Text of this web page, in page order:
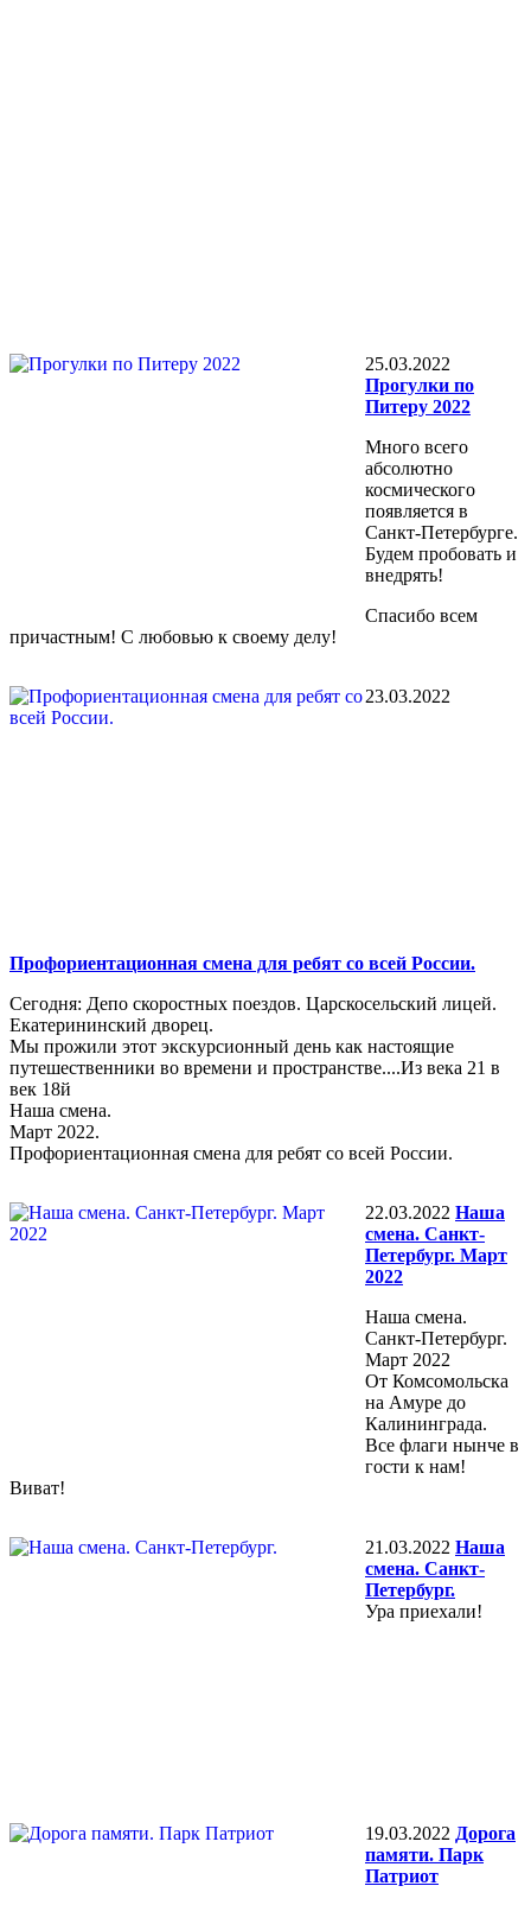
25.03.2022
Прогулки по
Питеру 2022
Много всего
абсолютно
космического
появляется в
Санкт-Петербурге.
Будем пробовать и
внедрять!
Спасибо всем
причастным! С любовью к своему делу!
23.03.2022
Профориентационная смена для ребят со всей России.
Сегодня: Депо скоростных поездов. Царскосельский лицей.
Екатерининский дворец.
Мы прожили этот экскурсионный день как настоящие
путешественники во времени и пространстве....Из века 21 в
век 18й
Наша смена.
Март 2022.
Профориентационная смена для ребят со всей России.
22.03.2022 Наша
смена. Санкт-
Петербург. Март
2022
Наша смена.
Санкт-Петербург.
Март 2022
От Комсомольска
на Амуре до
Калининграда.
Все флаги нынче в
гости к нам!
Виват!
21.03.2022 Наша
смена. Санкт-
Петербург.
Ура приехали!
19.03.2022 Дорога
памяти. Парк
Патриот